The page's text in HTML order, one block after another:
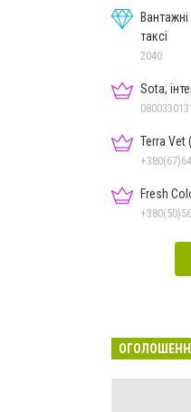
таксі
2040
Sota,
Terra Vet
Fresh